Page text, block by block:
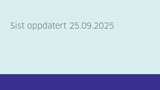
Sist oppdatert 25.09.2025